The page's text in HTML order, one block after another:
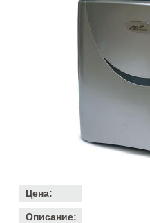
Цена:
Описание: